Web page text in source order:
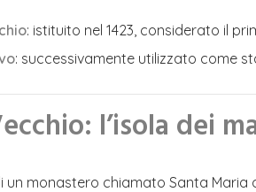
: istituito nel 1423, considerato il
: successivamente utilizzato come
l’isola dei
monastero chiamato Santa Maria